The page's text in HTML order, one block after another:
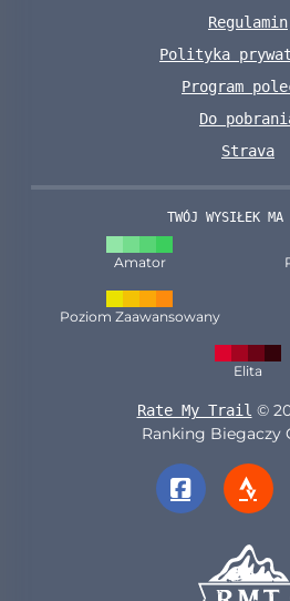
Regulamin
Polityka
Program
Do
Strava
TWÓJ WYSIŁEK MA
Amator
Poziom Zaawansowany
Elita
Rate My Trail ©
Ranking Biegaczy